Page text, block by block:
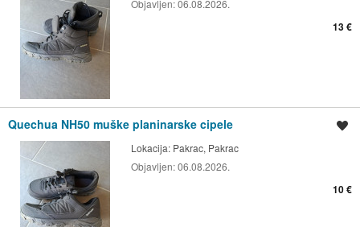
Objavljen:06.08.2026.
13 €
Quechua NH50 muške planinarske cipele
Lokacija: Pakrac, Pakrac
Objavljen:06.08.2026.
10 €